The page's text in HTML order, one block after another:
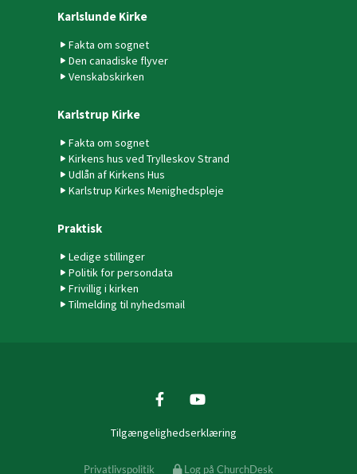
Karlslunde Kirke
Fakta om sognet
Den canadiske flyver
Venskabskirken
Karlstrup Kirke
Fakta om sognet
Kirkens hus ved Trylleskov Strand
Udlån af Kirkens Hus
Karlstrup Kirkes Menighedspleje
Praktisk
Ledige stillinger
Politik for persondata
Frivillig i kirken
Tilmelding til nyhedsmail
Tilgængelighedserklæring
Privatlivspolitik Log på ChurchDesk